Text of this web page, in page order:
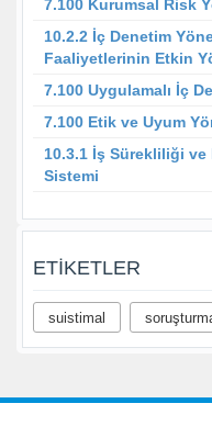
7.100 Kurumsal Risk
10.2.2 İç Denetim
Faaliyetlerinin Etkin
7.100 Uygulamalı İç
7.100 Etik ve Uyum
10.3.1 İş Sürekliliği
Sistemi
ETIKETLER
suistimal